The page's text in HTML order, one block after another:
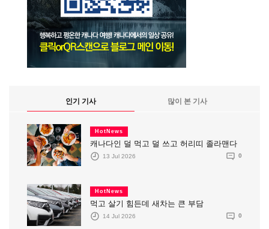
인기 기사 많이 본 기사
HotNews
캐나다인 덜 먹고 덜 쓰고 허리띠 졸라맨다
13 Jul 2026 0
HotNews
먹고 살기 힘든데 새차는 큰 부담
14 Jul 2026 0